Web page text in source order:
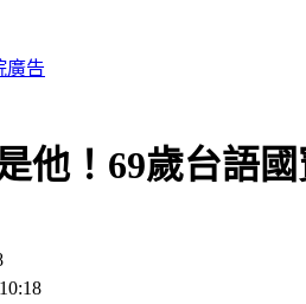
廣告
他！69歲台語